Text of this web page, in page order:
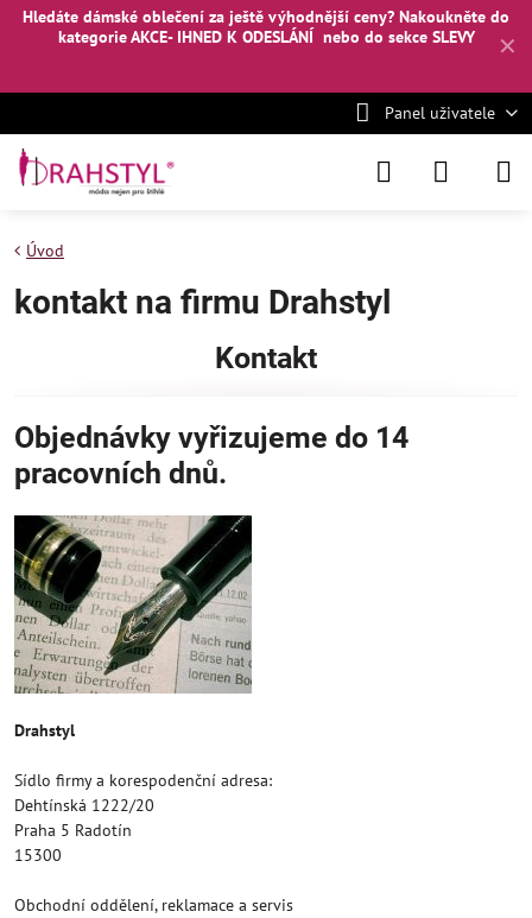
✕
Hledáte dámské oblečení za ještě výhodnější ceny? Nakoukněte do
kategorie AKCE- IHNED K ODESLÁNÍ nebo do sekce SLEVY
Panel uživatele
Úvod
kontakt na firmu Drahstyl
Kontakt
Objednávky vyřizujeme do 14
pracovních dnů.
Drahstyl
Sídlo firmy a korespodenční adresa:
Dehtínská 1222/20
Praha 5 Radotín
15300
Obchodní oddělení, reklamace a servis